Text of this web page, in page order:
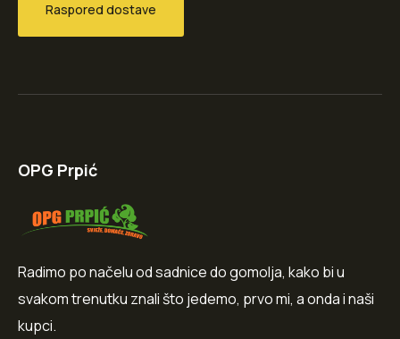
Raspored dostave
OPG Prpić
Radimo po načelu od sadnice do gomolja, kako bi u
svakom trenutku znali što jedemo, prvo mi, a onda i naši
kupci.